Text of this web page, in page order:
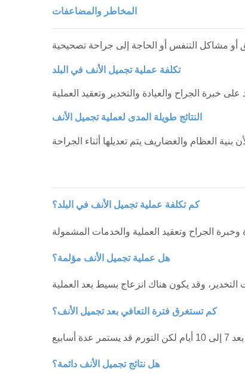
المخاطر والمضاعفات
تكلفة عملية تجميل الأنف في البلد
النتائج طويلة المدى لعملية تجميل الأنف
كم تكلفة عملية تجميل الأنف في البلد؟
هل عملية تجميل الأنف مؤلمة؟
كم تستغرق فترة التعافي بعد تجميل الأنف؟
هل نتائج تجميل الأنف دائمة؟